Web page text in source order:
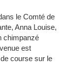
le Comté de
Anna Louise,
chimpanzé
est
course sur le